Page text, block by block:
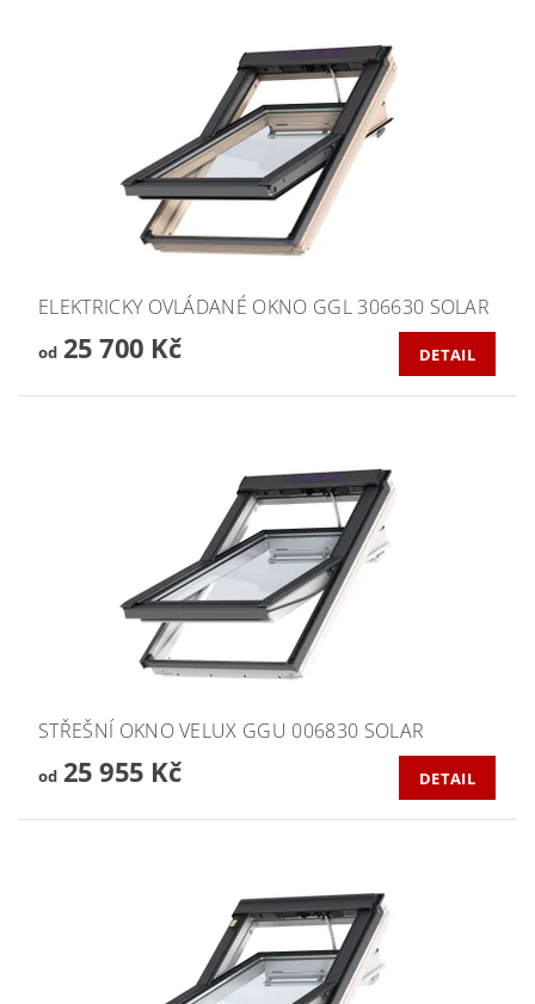
ELEKTRICKY OVLÁDANÉ OKNO GGL 306630 SOLAR
od25 700 Kč DETAIL
STŘEŠNÍ OKNO VELUX GGU 006830 SOLAR
od25 955 Kč DETAIL